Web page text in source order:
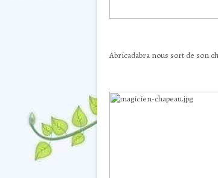
Abricadabra nous sort de son